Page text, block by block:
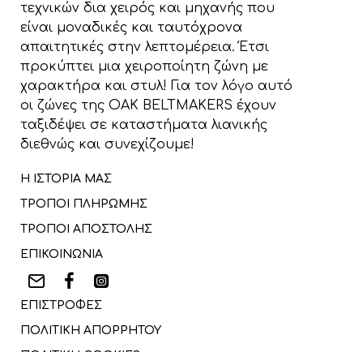
τεχνικών δια χειρός και μηχανής που
είναι μοναδικές και ταυτόχρονα
απαιτητικές στην λεπτομέρεια. Έτσι
προκύπτει μια χειροποίητη ζώνη με
χαρακτήρα και στυλ! Για τον λόγο αυτό
οι ζώνες της OAK BELTMAKERS έχουν
ταξιδέψει σε καταστήματα λιανικής
διεθνώς και συνεχίζουμε!
Η ΙΣΤΟΡΙΑ ΜΑΣ
ΤΡΟΠΟΙ ΠΛΗΡΩΜΗΣ
ΤΡΟΠΟΙ ΑΠΟΣΤΟΛΗΣ
ΕΠΙΚΟΙΝΩΝΙΑ
ΕΠΙΣΤΡΟΦΕΣ
ΠΟΛΙΤΙΚΗ ΑΠΟΡΡΗΤΟΥ